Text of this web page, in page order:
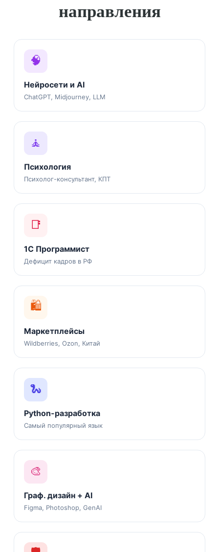
направления
🧠
Нейросети и AI
ChatGPT, Midjourney, LLM
🧘
Психология
Психолог-консультант, КПТ
📑
1С Программист
Дефицит кадров в РФ
🛍️
Маркетплейсы
Wildberries, Ozon, Китай
🐍
Python-разработка
Самый популярный язык
🎨
Граф. дизайн + AI
Figma, Photoshop, GenAI